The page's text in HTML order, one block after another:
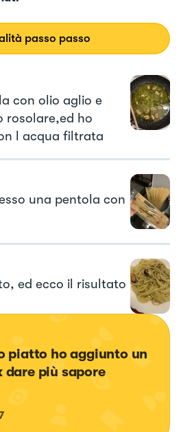
passo passo
con olio aglio e
rosolare,ed ho
l acqua filtrata
una pentola con
ed ecco il risultato
piatto ho aggiunto un
dare più sapore